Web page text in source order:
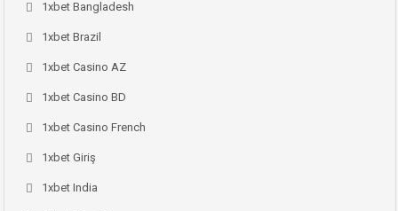
1xbet Bangladesh
1xbet Brazil
1xbet Casino AZ
1xbet Casino BD
1xbet Casino French
1xbet Giriş
1xbet India